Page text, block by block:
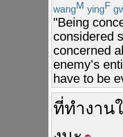
wangM yingF
"Being
considered
concerned
enemy’s
have to be
ที่ทำงาน